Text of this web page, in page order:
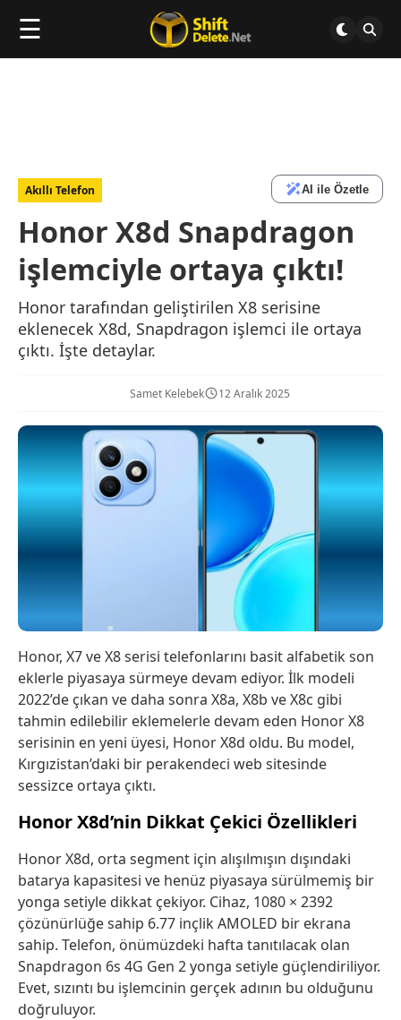
☰
Akıllı Telefon AI ile Özetle
Honor X8d Snapdragon
işlemciyle ortaya çıktı!
Honor tarafından geliştirilen X8 serisine
eklenecek X8d, Snapdragon işlemci ile ortaya
çıktı. İşte detaylar.
Samet Kelebek 12 Aralık 2025
Honor, X7 ve X8 serisi telefonlarını basit alfabetik son
eklerle piyasaya sürmeye devam ediyor. İlk modeli
2022’de çıkan ve daha sonra X8a, X8b ve X8c gibi
tahmin edilebilir eklemelerle devam eden Honor X8
serisinin en yeni üyesi, Honor X8d oldu. Bu model,
Kırgızistan’daki bir perakendeci web sitesinde
sessizce ortaya çıktı.
Honor X8d’nin Dikkat Çekici Özellikleri
Honor X8d, orta segment için alışılmışın dışındaki
batarya kapasitesi ve henüz piyasaya sürülmemiş bir
yonga setiyle dikkat çekiyor. Cihaz, 1080 × 2392
çözünürlüğe sahip 6.77 inçlik AMOLED bir ekrana
sahip. Telefon, önümüzdeki hafta tanıtılacak olan
Snapdragon 6s 4G Gen 2 yonga setiyle güçlendiriliyor.
Evet, sızıntı bu işlemcinin gerçek adının bu olduğunu
doğruluyor.